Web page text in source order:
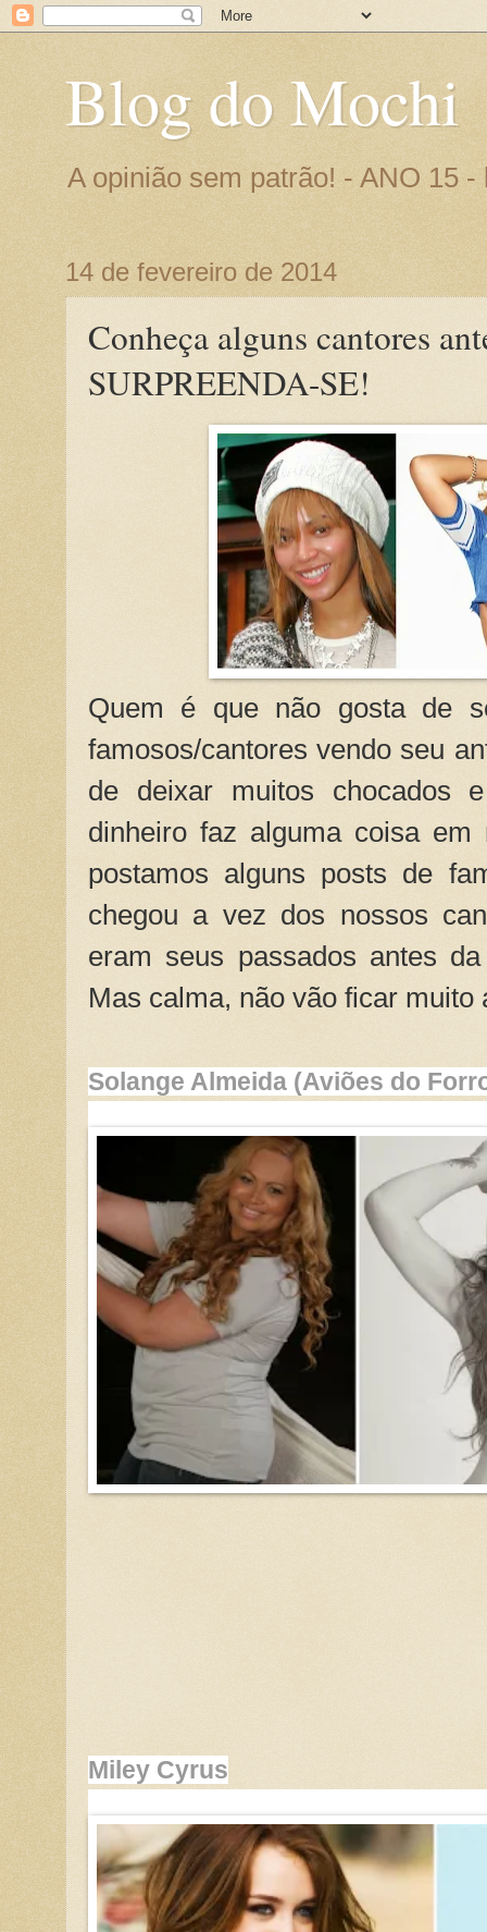
Blog do Mochi
A opinião sem patrão! - ANO 15
14 de fevereiro de 2014
Conheça alguns cantores
SURPREENDA-SE!
Quem é que não gosta de
famosos/cantores vendo seu
de deixar muitos chocados
dinheiro faz alguma coisa
postamos alguns posts de
chegou a vez dos nossos
eram seus passados antes
Mas calma, não vão ficar muito
Solange Almeida (Aviões do
Miley Cyrus